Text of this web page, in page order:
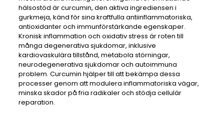
hälsostöd är curcumin, den aktiva ingrediensen i
gurkmeja, känd för sina kraftfulla antiinflammatoriska,
antioxidanter och immunförstärkande egenskaper.
Kronisk inflammation och oxidativ stress är roten till
många degenerativa sjukdomar, inklusive
kardiovaskulära tillstånd, metabola störningar,
neurodegenerativa sjukdomar och autoimmuna
problem. Curcumin hjälper till att bekämpa dessa
processer genom att modulera inflammatoriska vägar,
minska skador på fria radikaler och stödja cellulär
reparation.